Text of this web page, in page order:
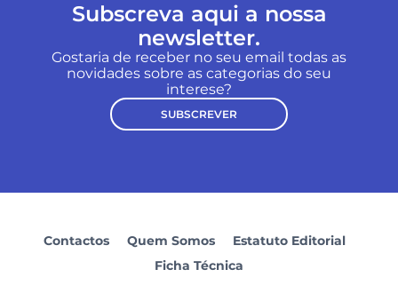
Subscreva aqui a nossa
newsletter.
Gostaria de receber no seu email todas as
novidades sobre as categorias do seu
interese?
SUBSCREVER
Contactos Quem Somos
Estatuto Editorial
Ficha Técnica